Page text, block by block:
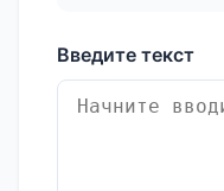
Введите текст